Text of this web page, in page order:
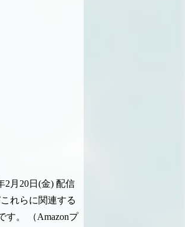
2月20日(金) 配信
れらに関連する
す。
（Amazonプ